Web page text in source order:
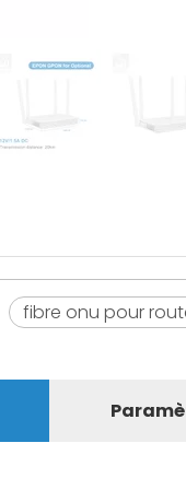
fibre onu pour